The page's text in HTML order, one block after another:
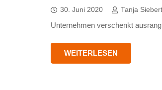
30. Juni 2020 Tanja Siebert
Unternehmen verschenkt
WEITERLESEN